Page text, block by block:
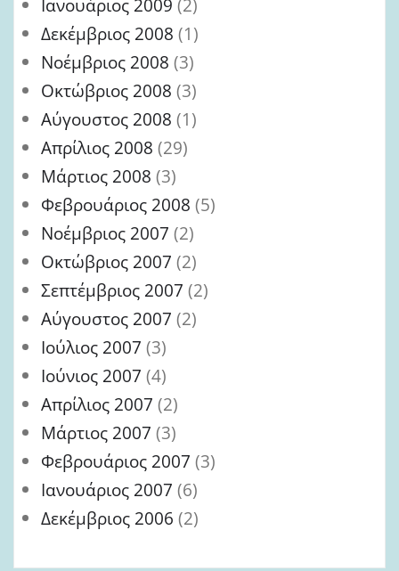
Ιανουάριος 2009 (2)
Δεκέμβριος 2008 (1)
Νοέμβριος 2008 (3)
Οκτώβριος 2008 (3)
Αύγουστος 2008 (1)
Απρίλιος 2008 (29)
Μάρτιος 2008 (3)
Φεβρουάριος 2008 (5)
Νοέμβριος 2007 (2)
Οκτώβριος 2007 (2)
Σεπτέμβριος 2007 (2)
Αύγουστος 2007 (2)
Ιούλιος 2007 (3)
Ιούνιος 2007 (4)
Απρίλιος 2007 (2)
Μάρτιος 2007 (3)
Φεβρουάριος 2007 (3)
Ιανουάριος 2007 (6)
Δεκέμβριος 2006 (2)